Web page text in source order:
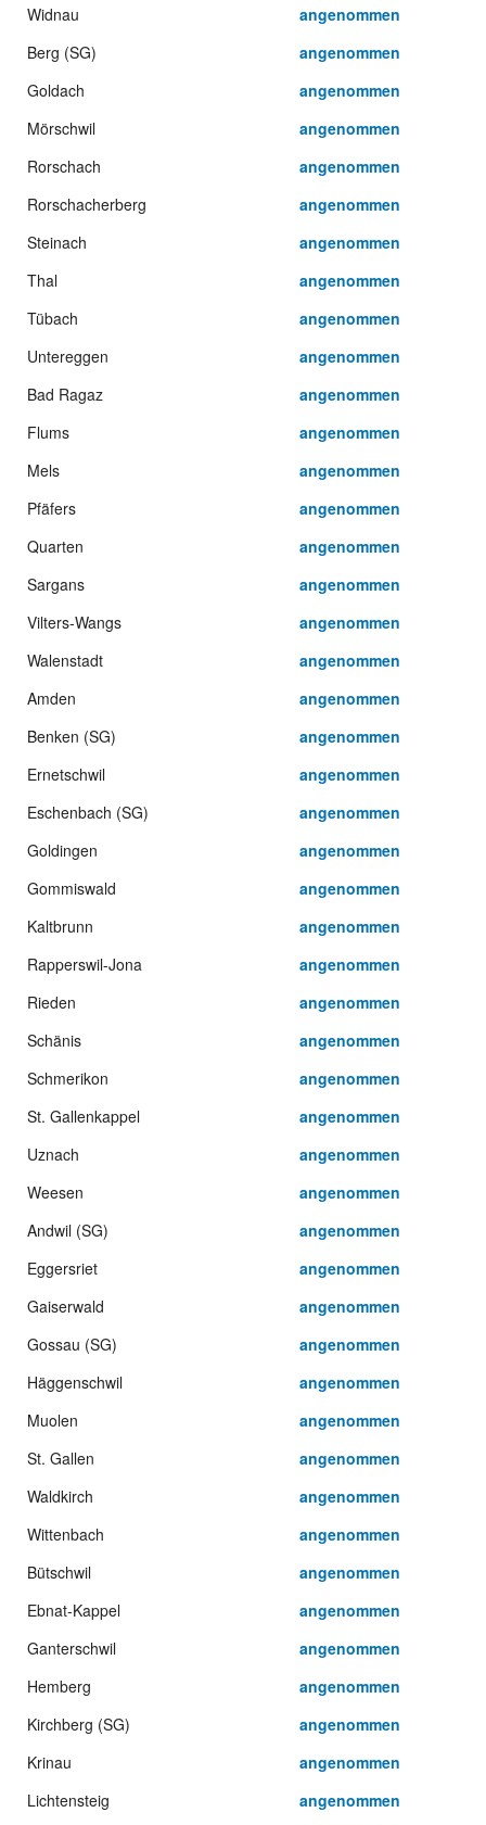
Widnau
angenommen
Berg (SG)
angenommen
Goldach
angenommen
Mörschwil
angenommen
Rorschach
angenommen
Rorschacherberg
angenommen
Steinach
angenommen
Thal
angenommen
Tübach
angenommen
Untereggen
angenommen
Bad Ragaz
angenommen
Flums
angenommen
Mels
angenommen
Pfäfers
angenommen
Quarten
angenommen
Sargans
angenommen
Vilters-Wangs
angenommen
Walenstadt
angenommen
Amden
angenommen
Benken (SG)
angenommen
Ernetschwil
angenommen
Eschenbach (SG)
angenommen
Goldingen
angenommen
Gommiswald
angenommen
Kaltbrunn
angenommen
Rapperswil-Jona
angenommen
Rieden
angenommen
Schänis
angenommen
Schmerikon
angenommen
St. Gallenkappel
angenommen
Uznach
angenommen
Weesen
angenommen
Andwil (SG)
angenommen
Eggersriet
angenommen
Gaiserwald
angenommen
Gossau (SG)
angenommen
Häggenschwil
angenommen
Muolen
angenommen
St. Gallen
angenommen
Waldkirch
angenommen
Wittenbach
angenommen
Bütschwil
angenommen
Ebnat-Kappel
angenommen
Ganterschwil
angenommen
Hemberg
angenommen
Kirchberg (SG)
angenommen
Krinau
angenommen
Lichtensteig
angenommen